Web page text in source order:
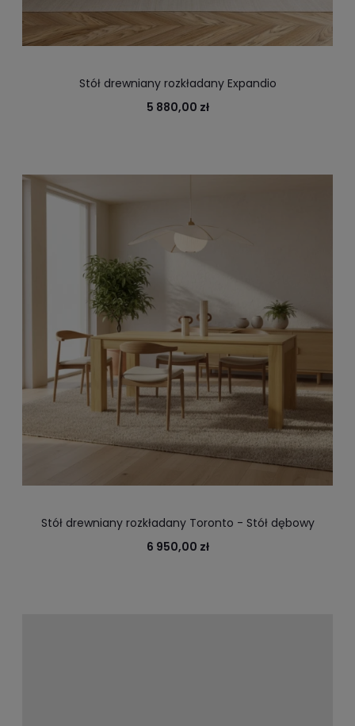
Stół drewniany rozkładany Expandio
5 880,00 zł
Stół drewniany rozkładany Toronto - Stół dębowy
rozsuwany
6 950,00 zł